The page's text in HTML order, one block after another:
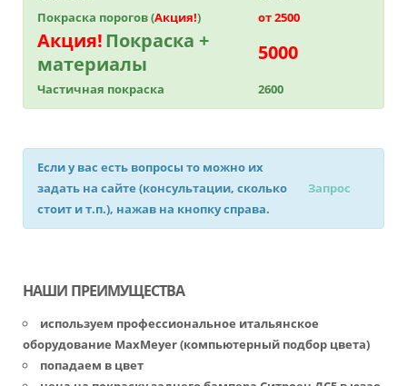
Покраска порогов (Акция!) от 2500
Акция!Покраска +
материалы
5000
Частичная покраска 2600
Если у вас есть вопросы то можно их
задать на сайте (консультации, сколько
стоит и т.п.), нажав на кнопку справа.
Запрос
НАШИ ПРЕИМУЩЕСТВА
используем профессиональное итальянское
оборудование MaxMeyer (компьютерный подбор цвета)
попадаем в цвет